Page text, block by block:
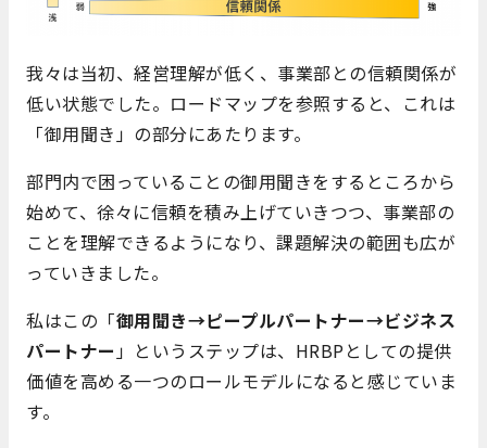
我々は当初、経営理解が低く、事業部との信頼関係が
低い状態でした。ロードマップを参照すると、これは
「御用聞き」の部分にあたります。
部門内で困っていることの御用聞きをするところから
始めて、徐々に信頼を積み上げていきつつ、事業部の
ことを理解できるようになり、課題解決の範囲も広が
っていきました。
私はこの「御用聞き→ピープルパートナー→ビジネス
パートナー 」というステップは、HRBPとしての提供
価値を高める一つのロールモデルになると感じていま
す。